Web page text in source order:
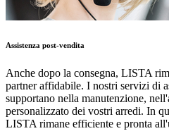
Assistenza post-vendita
Anche dopo la consegna, LISTA
partner affidabile. I nostri servizi di
supportano nella manutenzione,
personalizzato dei vostri arredi. In
LISTA rimane efficiente e pronta